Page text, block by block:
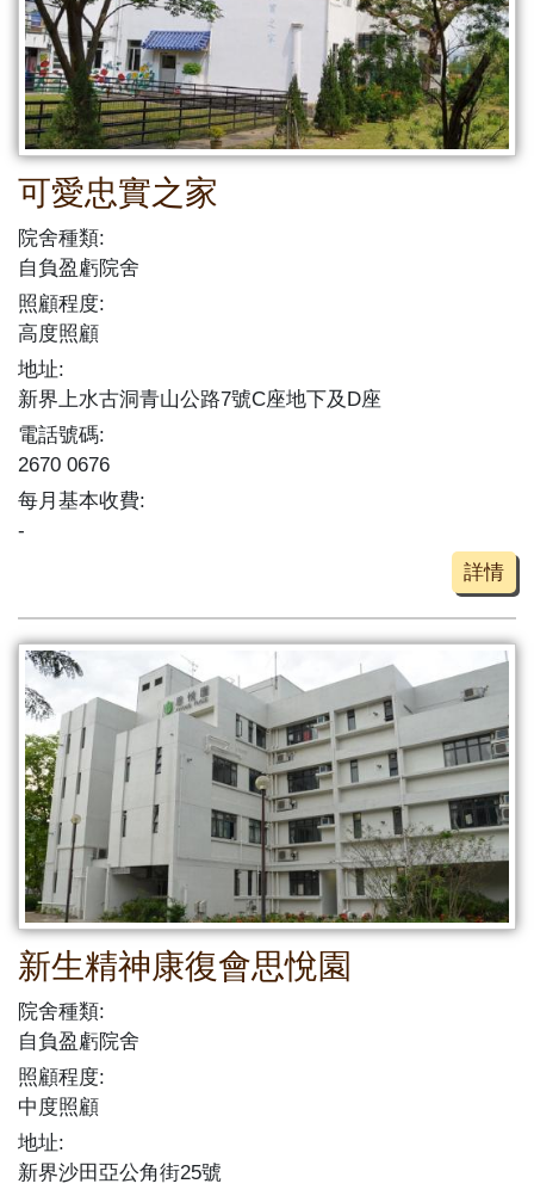
可愛忠實之家
院舍種類:
自負盈虧院舍
照顧程度:
高度照顧
地址:
新界上水古洞青山公路7號C座地下及D座
電話號碼:
2670 0676
每月基本收費:
-
詳情
新生精神康復會思悅園
院舍種類:
自負盈虧院舍
照顧程度:
中度照顧
地址:
新界沙田亞公角街25號